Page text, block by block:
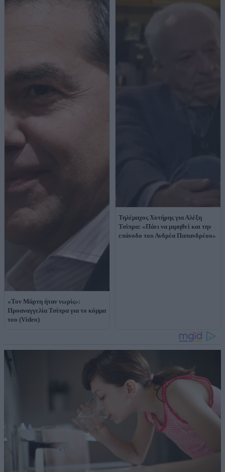
«Τον Μάρτη ήταν νωρίς»:
Προαναγγελία Τσίπρα για το κόμμα
του (Video)
Τηλέμαχος Χυτήρης για Αλέξη
Τσίπρα: «Πάει να μιμηθεί και την
επάνοδο του Ανδρέα Παπανδρέου»